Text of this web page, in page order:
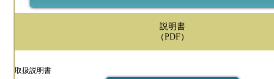
説明書
（PDF）
取扱説明書